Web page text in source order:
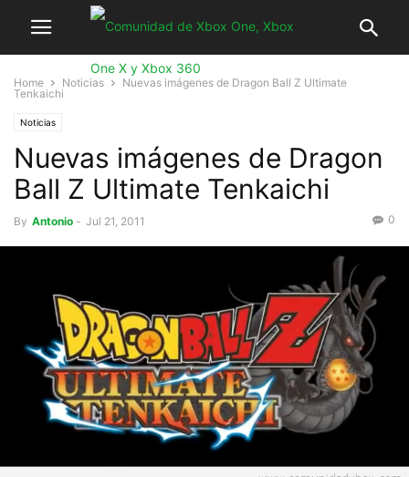
Home Noticias
Nuevas imágenes de Dragon Ball Z Ultimate
Tenkaichi
Noticias
Nuevas imágenes de Dragon
Ball Z Ultimate Tenkaichi
By Antonio - Jul 21, 2011 0